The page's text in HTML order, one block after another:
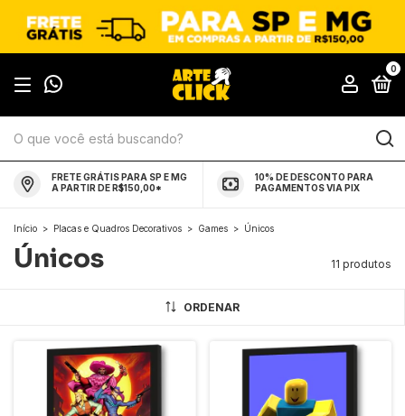
0
FRETE GRÁTIS PARA SP E MG
A PARTIR DE R$150,00*
10% DE DESCONTO PARA
PAGAMENTOS VIA PIX
Início > Placas e Quadros Decorativos > Games > Únicos
Únicos 11 produtos
ORDENAR